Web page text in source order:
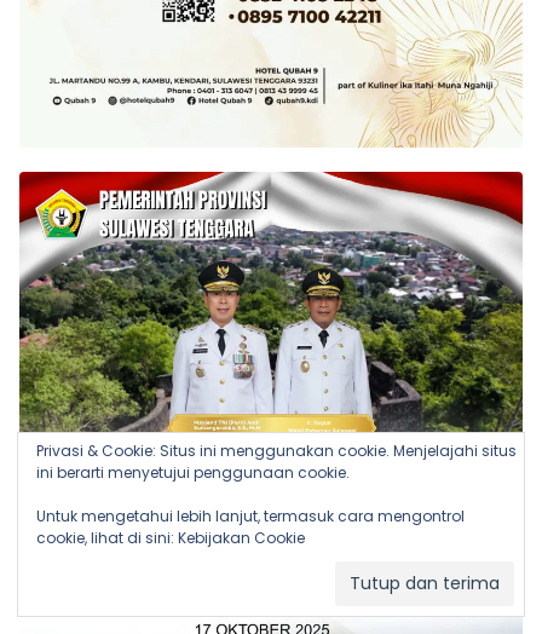
Privasi & Cookie: Situs ini menggunakan cookie. Menjelajahi situs
ini berarti menyetujui penggunaan cookie.
Untuk mengetahui lebih lanjut, termasuk cara mengontrol
cookie, lihat di sini: Kebijakan Cookie